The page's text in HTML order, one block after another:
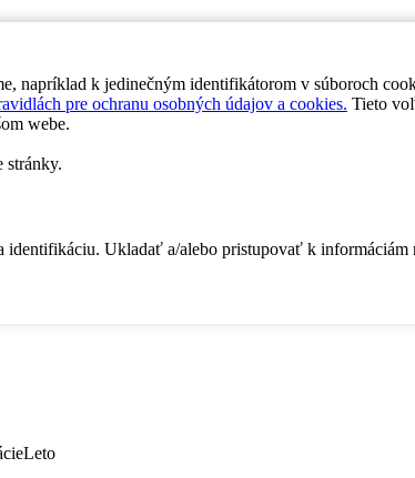
napríklad k jedinečným identifikátorom v súboroch
pre ochranu osobných údajov a cookies. Tieto
webe.
stránky.
Ukladať a/alebo pristupovať k informáciám
Leto